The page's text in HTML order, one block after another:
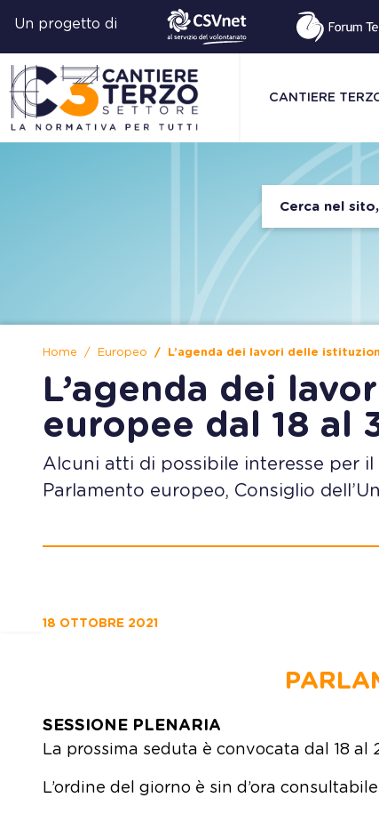
Un progetto di
CANTIERE
Home Europeo L’agenda dei lavori delle
L’agenda dei
europee dal 18 al
Alcuni atti di possibile interesse per
Parlamento europeo, Consiglio
18 OTTOBRE 2021
SESSIONE PLENARIA
La prossima seduta è convocata dal 18 al
L’ordine del giorno è sin d’ora